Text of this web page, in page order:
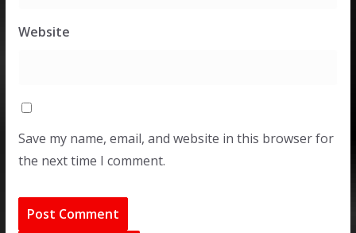
Website
Save my name, email, and website in this browser for
the next time I comment.